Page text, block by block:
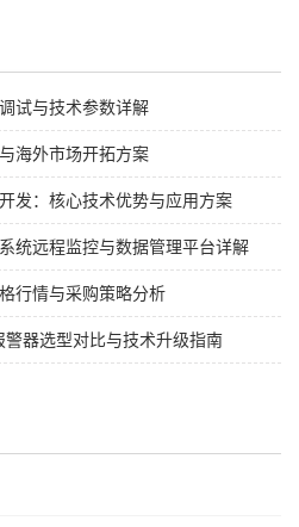
试与技术参数详解
海外市场开拓方案
发：核心技术优势与应用方案
统远程监控与数据管理平台详解
行情与采购策略分析
器选型对比与技术升级指南